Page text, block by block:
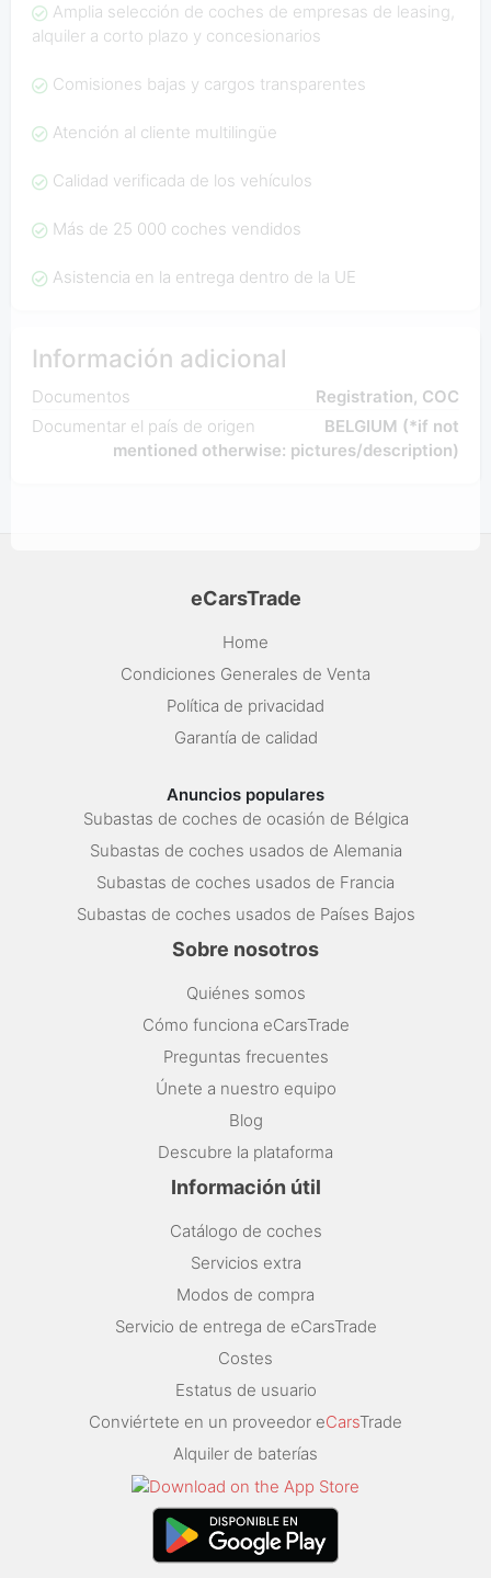
Amplia selección de coches de empresas de leasing,
alquiler a corto plazo y concesionarios
Comisiones bajas y cargos transparentes
Atención al cliente multilingüe
Calidad verificada de los vehículos
Más de 25 000 coches vendidos
Asistencia en la entrega dentro de la UE
Información adicional
Documentos
Registration, COC
Documentar el país de origen
BELGIUM (*if not
mentioned otherwise: pictures/description)
eCarsTrade
Home
Condiciones Generales de Venta
Política de privacidad
Garantía de calidad
Anuncios populares
Subastas de coches de ocasión de Bélgica
Subastas de coches usados de Alemania
Subastas de coches usados de Francia
Subastas de coches usados de Países Bajos
Sobre nosotros
Quiénes somos
Cómo funciona eCarsTrade
Preguntas frecuentes
Únete a nuestro equipo
Blog
Descubre la plataforma
Información útil
Catálogo de coches
Servicios extra
Modos de compra
Servicio de entrega de eCarsTrade
Costes
Estatus de usuario
Conviértete en un proveedor eCarsTrade
Alquiler de baterías